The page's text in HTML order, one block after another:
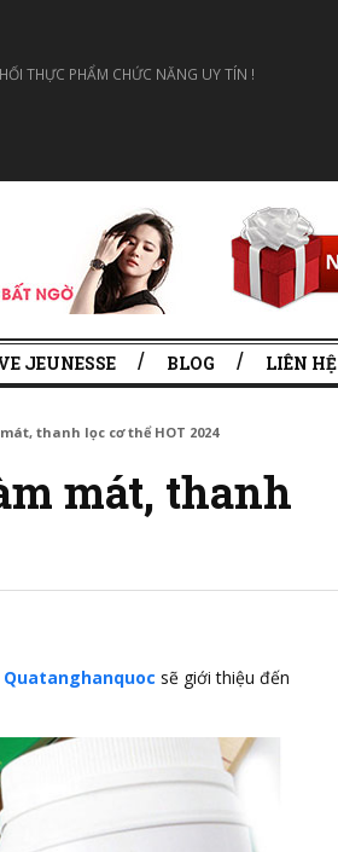
THỰC PHẨM CHỨC NĂNG UY TÍN !
JEUNESSE BLOG LIÊN HỆ
thanh lọc cơ thể HOT 2024
mát, thanh
Quatanghanquoc sẽ giới thiệu đến